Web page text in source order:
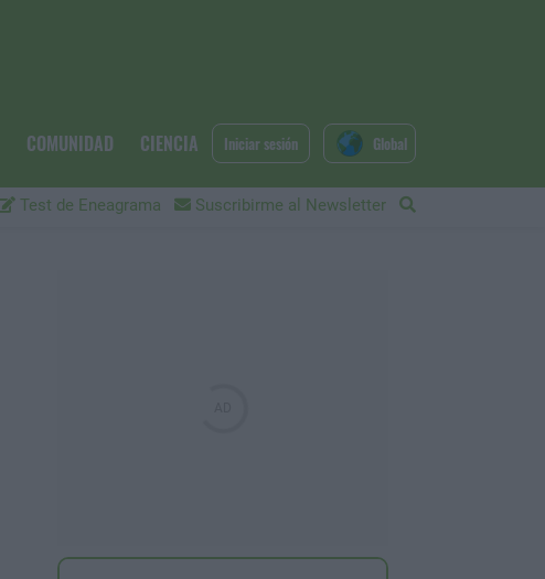
COMUNIDAD CIENCIA
Test de Eneagrama Suscribirme al Newsletter
Iniciar sesión Global